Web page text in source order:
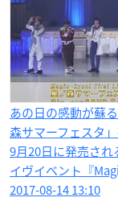
あの日の感動が蘇
森サマーフェスタ
9月20日に発売さ
イヴイベント『
2017-08-14 13:10